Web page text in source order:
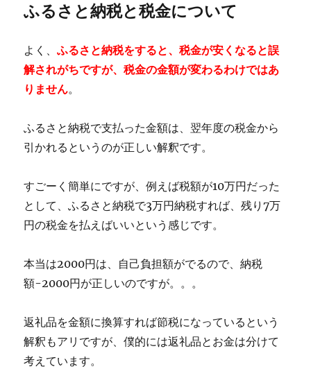
ふるさと納税と税金について
よく、ふるさと納税をすると、税金が安くなると誤
解されがちですが、税金の金額が変わるわけではあ
りません。
ふるさと納税で支払った金額は、翌年度の税金から
引かれるというのが正しい解釈です。
すごーく簡単にですが、例えば税額が10万円だった
として、ふるさと納税で3万円納税すれば、残り7万
円の税金を払えばいいという感じです。
本当は2000円は、自己負担額がでるので、納税
額-2000円が正しいのですが。。。
返礼品を金額に換算すれば節税になっているという
解釈もアリですが、僕的には返礼品とお金は分けて
考えています。